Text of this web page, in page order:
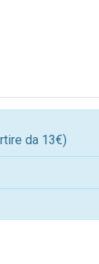
da 13€)